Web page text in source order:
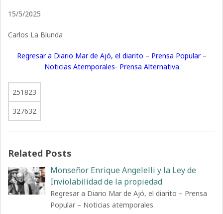
15/5/2025
Carlos La Blunda
Regresar a Diario Mar de Ajó, el diarito – Prensa Popular –
Noticias Atemporales- Prensa Alternativa
251823
327632
Related Posts
Monseñor Enrique Angelelli y la Ley de
Inviolabilidad de la propiedad
Regresar a Diario Mar de Ajó, el diarito – Prensa
Popular – Noticias atemporales